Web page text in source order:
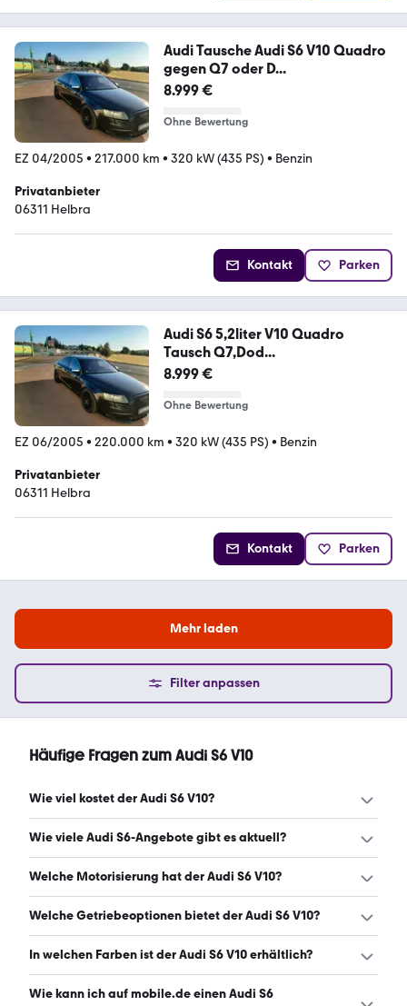
Audi Tausche Audi S6 V10 Quadro
gegen Q7 oder D...
8.999 €
Ohne Bewertung
EZ 04/2005 • 217.000 km • 320 kW (435 PS) • Benzin
Privatanbieter
06311 Helbra
Kontakt Parken
Audi S6 5,2liter V10 Quadro
Tausch Q7,Dod...
8.999 €
Ohne Bewertung
EZ 06/2005 • 220.000 km • 320 kW (435 PS) • Benzin
Privatanbieter
06311 Helbra
Kontakt Parken
Mehr laden
Filter anpassen
Häufige Fragen zum Audi S6 V10
Wie viel kostet der Audi S6 V10?
Ein guter Preis für einen Audi S6 V10 liegt zwischen 9.960
Wie viele Audi S6-Angebote gibt es aktuell?
Es gibt insgesamt 26 Audi S6 bei mobile.de, davon 26
Welche Motorisierung hat der Audi S6 V10?
Der Audi S6 V10 hat Leistungen zwischen 435 und 435 PS.
Welche Getriebeoptionen bietet der Audi S6 V10?
Der Audi S6 V10 ist mit automatischem und manuellem
In welchen Farben ist der Audi S6 V10 erhältlich?
Den Audi S6 V10 gibt es in folgenden Farben: schwarz,
Wie kann ich auf mobile.de einen Audi S6